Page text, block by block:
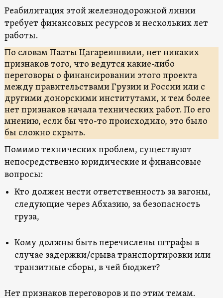
Реабилитация этой железнодорожной линии
требует финансовых ресурсов и нескольких лет
работы.
По словам Пааты Цагареишвили, нет никаких
признаков того, что ведутся какие-либо
переговоры о финансировании этого проекта
между правительствами Грузии и России или с
другими донорскими институтами, и тем более
нет признаков начала технических работ. По его
мнению, если бы что-то происходило, это было
бы сложно скрыть.
Помимо технических проблем, существуют
непосредственно юридические и финансовые
вопросы:
Кто должен нести ответственность за вагоны,
следующие через Абхазию, за безопасность
груза,
Кому должны быть перечислены штрафы в
случае задержки/срыва транспортировки или
транзитные сборы, в чей бюджет?
Нет признаков переговоров и по этим темам.